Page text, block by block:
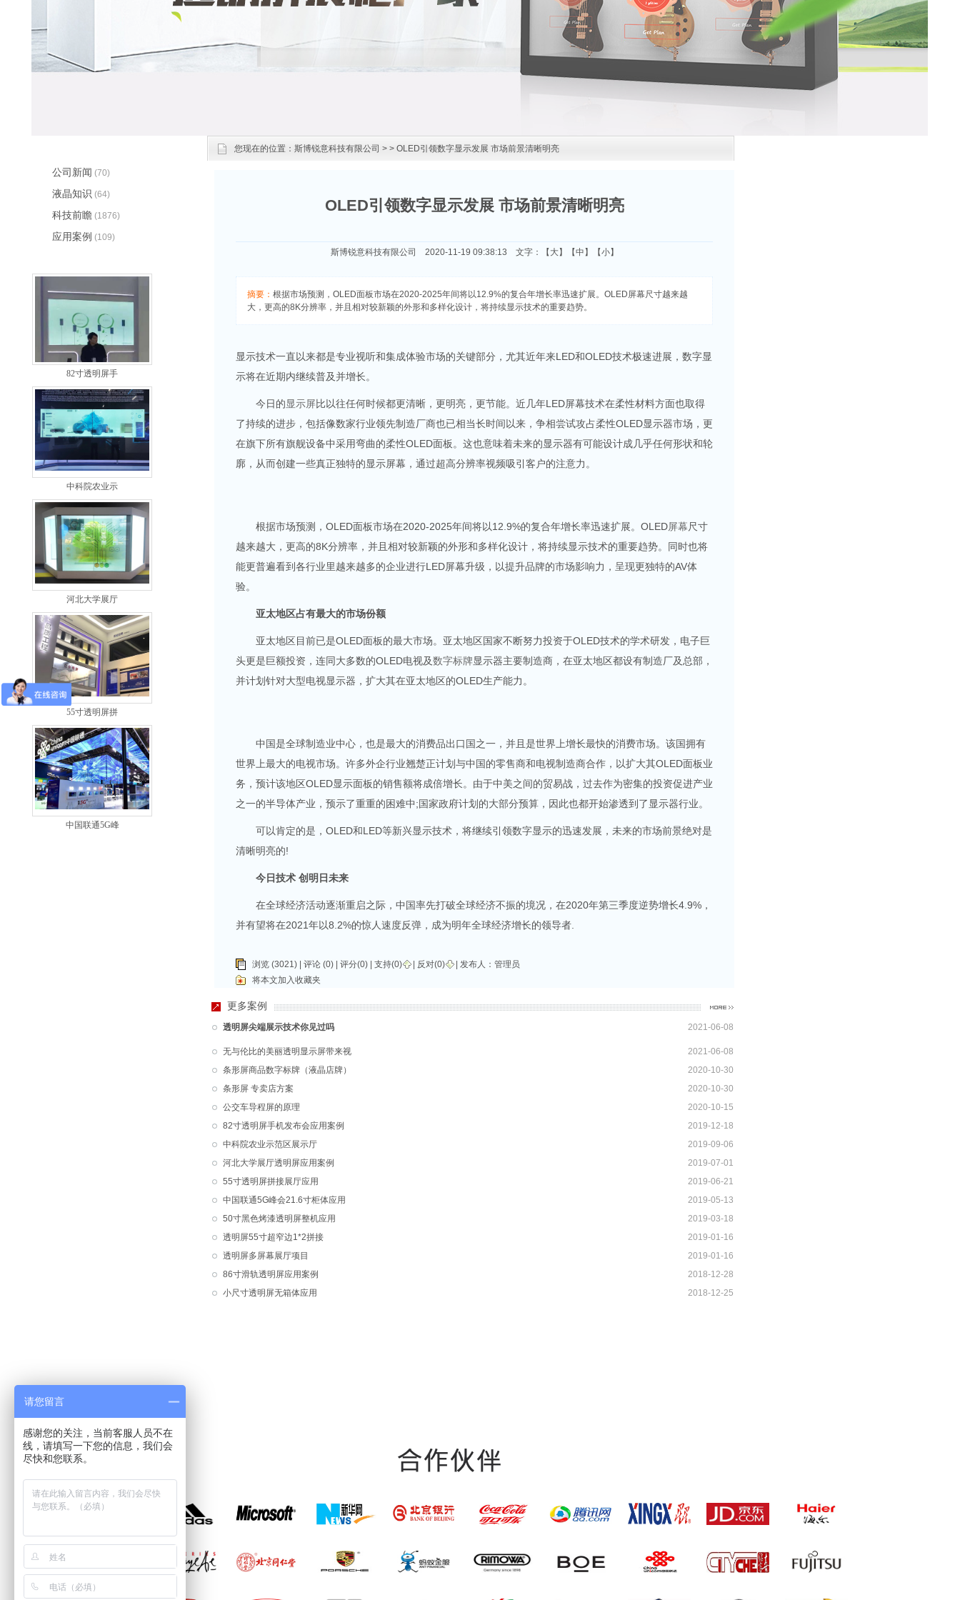
您现在的位置： 斯博锐意科技有限公司 > > OLED引领数字显示发展 市场前景清晰明亮
OLED引领数字显示发展 市场前景清晰明亮
斯博锐意科技有限公司 2020-11-19 09:38:13 文字：【 大】【中 】【小】
摘要： 根据市场预测，OLED面板市场在2020-2025年间将以12.9%的复合年增长率迅速扩展。OLED屏幕尺寸越来越
大，更高的8K分辨率，并且相对较新颖的外形和多样化设计，将持续显示技术的重要趋势。
显示技术一直以来都是专业视听和集成体验市场的关键部分，尤其近年来LED和OLED技术极速进展，数字显
示将在近期内继续普及并增长。
今日的显示屏比以往任何时候都更清晰，更明亮，更节能。近几年LED屏幕技术在柔性材料方面也取得
了持续的进步，包括像数家行业领先制造厂商也已相当长时间以来，争相尝试攻占柔性OLED显示器市场，更
在旗下所有旗舰设备中采用弯曲的柔性OLED面板。这也意味着未来的显示器有可能设计成几乎任何形状和轮
廓，从而创建一些真正独特的显示屏幕，通过超高分辨率视频吸引客户的注意力。
根据市场预测，OLED面板市场在2020-2025年间将以12.9%的复合年增长率迅速扩展。OLED屏幕尺寸
越来越大，更高的8K分辨率，并且相对较新颖的外形和多样化设计，将持续显示技术的重要趋势。同时也将
能更普遍看到各行业里越来越多的企业进行LED屏幕升级，以提升品牌的市场影响力，呈现更独特的AV体
验。
亚太地区占有最大的市场份额
亚太地区目前已是OLED面板的最大市场。亚太地区国家不断努力投资于OLED技术的学术研发，电子巨
头更是巨额投资，连同大多数的OLED电视及数字标牌显示器主要制造商，在亚太地区都设有制造厂及总部，
并计划针对大型电视显示器，扩大其在亚太地区的OLED生产能力。
中国是全球制造业中心，也是最大的消费品出口国之一，并且是世界上增长最快的消费市场。该国拥有
世界上最大的电视市场。许多外企行业翘楚正计划与中国的零售商和电视制造商合作，以扩大其OLED面板业
务，预计该地区OLED显示面板的销售额将成倍增长。由于中美之间的贸易战，过去作为密集的投资促进产业
之一的半导体产业，预示了重重的困难中;国家政府计划的大部分预算，因此也都开始渗透到了显示器行业。
可以肯定的是，OLED和LED等新兴显示技术，将继续引领数字显示的迅速发展，未来的市场前景绝对是
清晰明亮的!
今日技术 创明日未来
在全球经济活动逐渐重启之际，中国率先打破全球经济不振的境况，在2020年第三季度逆势增长4.9%，
并有望将在2021年以8.2%的惊人速度反弹，成为明年全球经济增长的领导者.
浏览 (3021) | 评论 (0) | 评分(0) | 支持(0) 反对(0) | 发布人： 管理员
将本文加入收藏夹
公司新闻 (70)
液晶知识 (64)
科技前瞻 (1876)
应用案例 (109)
展览展示(0)
O2O应用(0)
82寸透明屏手
中科院农业示
河北大学展厅
55寸透明屏拼
中国联通5G峰
更多案例
2021-06-08
透明屏尖端展示技术你见过吗
2021-06-08
无与伦比的美丽透明显示屏带来视
2020-10-30
条形屏商品数字标牌（液晶店牌）
2020-10-30
条形屏 专卖店方案
2020-10-15
公交车导程屏的原理
2019-12-18
82寸透明屏手机发布会应用案例
2019-09-06
中科院农业示范区展示厅
2019-07-01
河北大学展厅透明屏应用案例
2019-06-21
55寸透明屏拼接展厅应用
2019-05-13
中国联通5G峰会21.6寸柜体应用
2019-03-18
50寸黑色烤漆透明屏整机应用
2019-01-16
透明屏55寸超窄边1*2拼接
2019-01-16
透明屏多屏幕展厅项目
2018-12-28
86寸滑轨透明屏应用案例
2018-12-25
小尺寸透明屏无箱体应用
请您留言
感谢您的关注，当前客服人员不在
线，请填写一下您的信息，我们会
尽快和您联系。